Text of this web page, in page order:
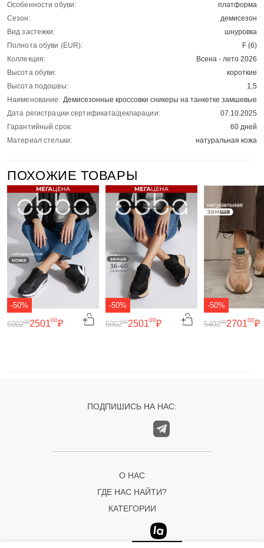
Особенности обуви:
платформа
Сезон:
демисезон
Вид застежки:
шнуровка
Полнота обуви (EUR):
F (6)
Коллекция:
Всена - лето 2026
Высота обуви:
короткие
Высота подошвы:
1,5
Наименование: Демисезонные кроссовки сникеры на танкетке замшевые
Дата регистрации сертификата/декларации:
07.10.2025
Гарантийный срок:
60 дней
Материал стельки:
натуральная кожа
ПОХОЖИЕ ТОВАРЫ
-50%
250100₽
500200
-50%
250100₽
500200
-50%
270100₽
540200
ПОДПИШИСЬ НА НАС:
О НАС
ГДЕ НАС НАЙТИ?
КАТЕГОРИИ